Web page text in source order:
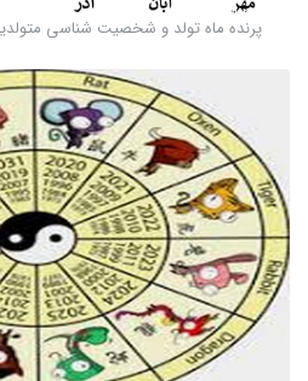
پرنده ماه تولد و شخصیت شناسی